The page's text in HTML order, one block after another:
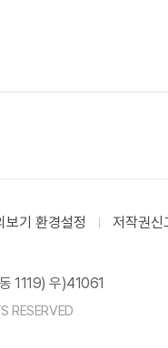
보기 환경설정 저작권신
1119) 우)41061
RESERVED